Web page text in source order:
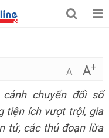
A A+
chuyển đổi số
tiện ích vượt trội, gia
tử, các thủ đoạn lừa